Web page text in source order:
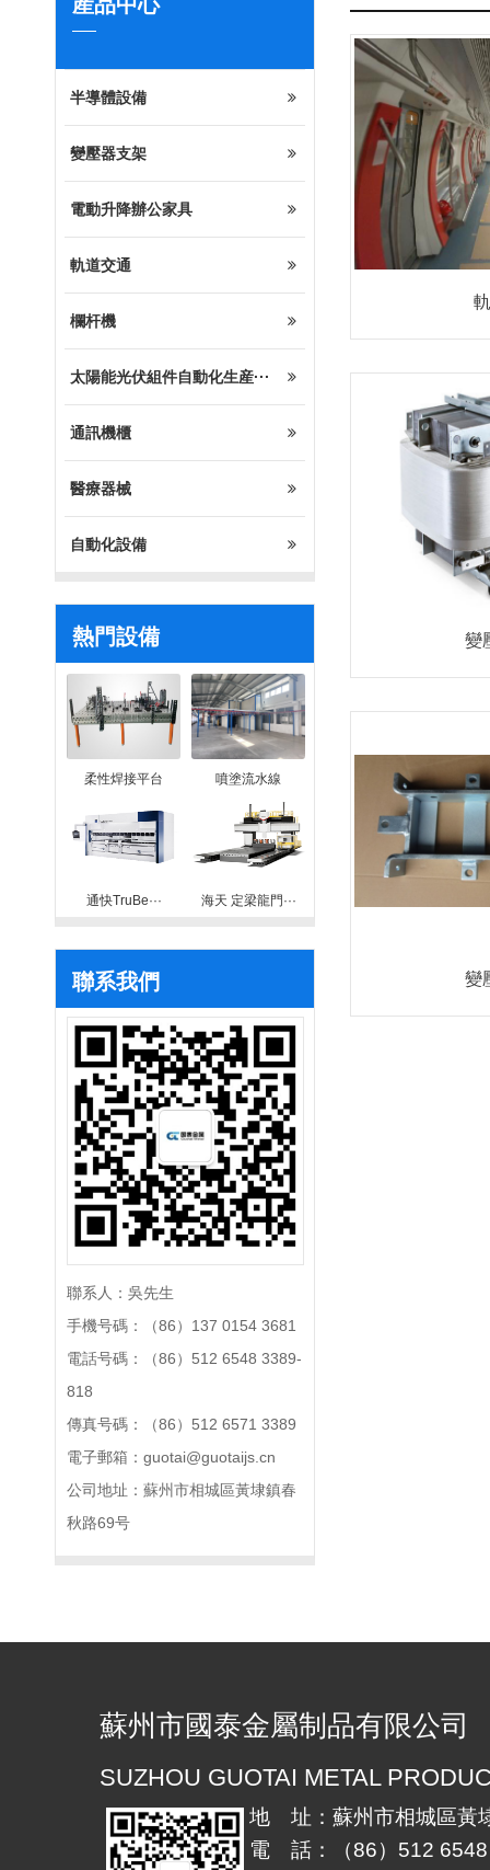
半導體設備
變壓器支架
電動升降辦公家具
軌道交通
欄杆機
太陽能光伏組件自動化生産···
通訊機櫃
醫療器械
自動化設備
熱門設備
柔性焊接平台 噴塗流水線
通快TruBe··· 海天 定梁龍門···
聯系我們
聯系人：吳先生
手機号碼：（86）137 0154 3681
電話号碼：（86）512 6548 3389-
818
傳真号碼：（86）512 6571 3389
電子郵箱：guotai@guotaijs.cn
公司地址：蘇州市相城區黃埭鎮春
秋路69号
變
變
蘇州市國泰金屬制品有限公司
SUZHOU GUOTAI METAL
地 址：蘇州市相城區黃
電 話：（86）512